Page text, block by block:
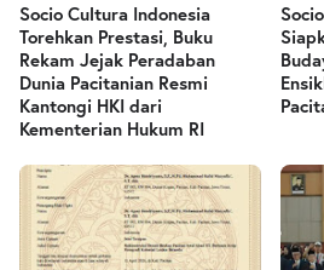
Socio Cultura Indonesia
Torehkan Prestasi, Buku
Rekam Jejak Peradaban
Dunia Pacitanian Resmi
Kantongi HKI dari
Kementerian Hukum RI